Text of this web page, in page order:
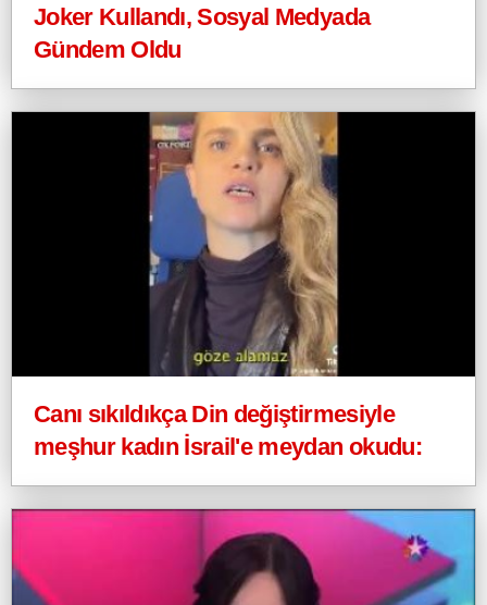
Joker Kullandı, Sosyal Medyada
Gündem Oldu
Canı sıkıldıkça Din değiştirmesiyle
meşhur kadın İsrail'e meydan okudu: